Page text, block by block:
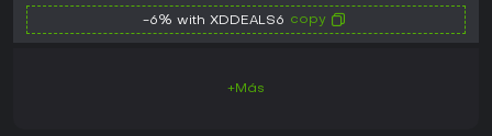
-6% with XDDEALS6 copy
+Más